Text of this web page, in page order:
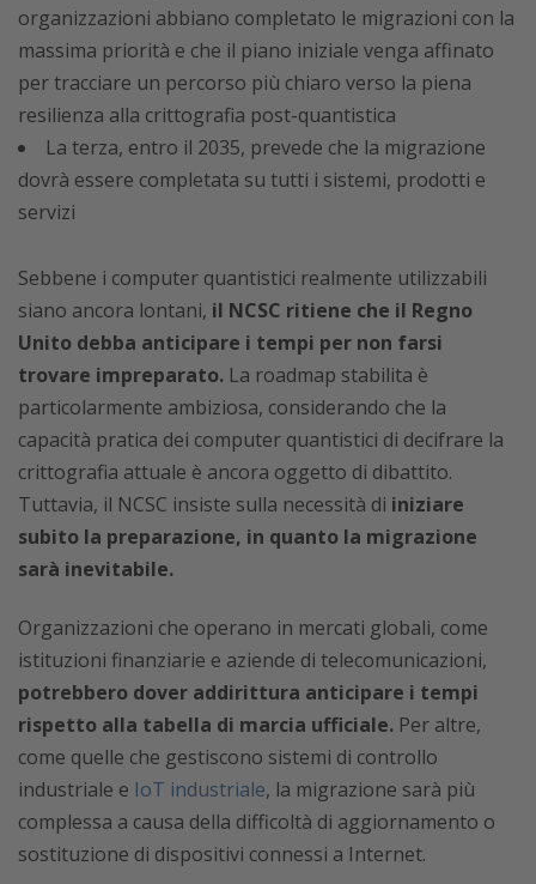
organizzazioni abbiano completato le migrazioni con la
massima priorità e che il piano iniziale venga affinato
per tracciare un percorso più chiaro verso la piena
resilienza alla crittografia post-quantistica
La terza, entro il 2035, prevede che la migrazione
dovrà essere completata su tutti i sistemi, prodotti e
servizi
Sebbene i computer quantistici realmente utilizzabili
siano ancora lontani, il NCSC ritiene che il Regno
Unito debba anticipare i tempi per non farsi
trovare impreparato. La roadmap stabilita è
particolarmente ambiziosa, considerando che la
capacità pratica dei computer quantistici di decifrare la
crittografia attuale è ancora oggetto di dibattito.
Tuttavia, il NCSC insiste sulla necessità di iniziare
subito la preparazione, in quanto la migrazione
sarà inevitabile.
Organizzazioni che operano in mercati globali, come
istituzioni finanziarie e aziende di telecomunicazioni,
potrebbero dover addirittura anticipare i tempi
rispetto alla tabella di marcia ufficiale. Per altre,
come quelle che gestiscono sistemi di controllo
industriale e IoT industriale, la migrazione sarà più
complessa a causa della difficoltà di aggiornamento o
sostituzione di dispositivi connessi a Internet.